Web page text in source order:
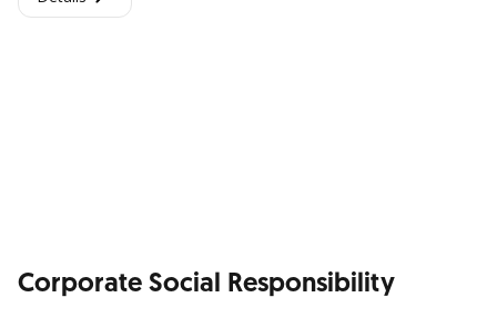
Corporate Social Responsibility